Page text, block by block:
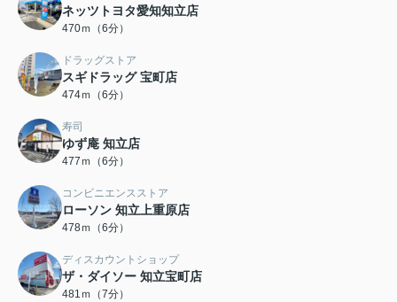
ネッツトヨタ愛知知立店
470ｍ（6分）
ドラッグストア
スギドラッグ 宝町店
474ｍ（6分）
寿司
ゆず庵 知立店
477ｍ（6分）
コンビニエンスストア
ローソン 知立上重原店
478ｍ（6分）
ディスカウントショップ
ザ・ダイソー 知立宝町店
481ｍ（7分）